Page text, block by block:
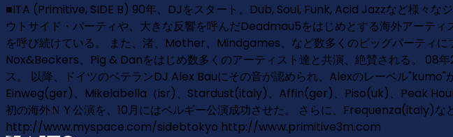
■ITA (Primitive, SIDE B) 90年、DJをスタート。Dub, Soul, Funk, Acid Jazzなど様々な
ウトサイド・パーティや、大きな反響を呼んだDeadmau5をはじめとする海外アーテ
を呼び続けている。 また、渚、Mother、Mindgames、など数多くのビッグパーティ
Nox&Beckers、Pig & Danをはじめ数多くのアーティスト達と共演、絶賛される。 08
ス。 以降、ドイツのベテランDJ Alex Bauにその音が認められ、Alexのレーベル
Einweg(ger)、Mikelabella（isr)、Stardust(italy)、Affin(ger)、Piso(uk)、Peak
初の海外ＮＹ公演を、10月にはベルギー公演成功させた。 さらに、Frequenza(italy)な
http://www.myspace.com/sidebtokyo http://www.primitive3m.com